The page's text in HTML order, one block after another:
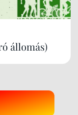
állomás)